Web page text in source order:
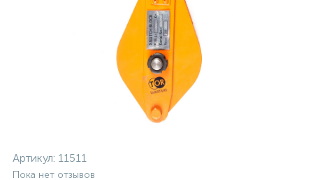
Артикул: 11511
Пока нет отзывов